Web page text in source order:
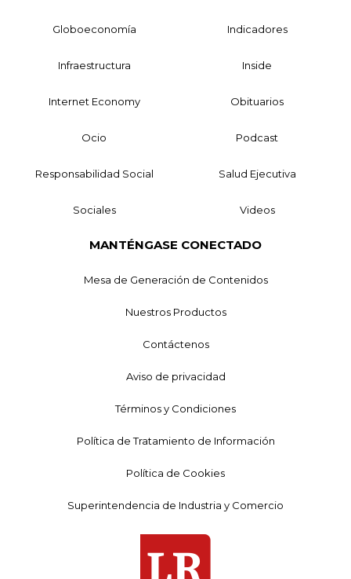
Globoeconomía Indicadores
Infraestructura Inside
Internet Economy Obituarios
Ocio Podcast
Responsabilidad Social Salud Ejecutiva
Sociales Videos
MANTÉNGASE CONECTADO
Mesa de Generación de Contenidos
Nuestros Productos
Contáctenos
Aviso de privacidad
Términos y Condiciones
Política de Tratamiento de Información
Política de Cookies
Superintendencia de Industria y Comercio